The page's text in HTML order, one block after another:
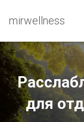
mirwellness
для